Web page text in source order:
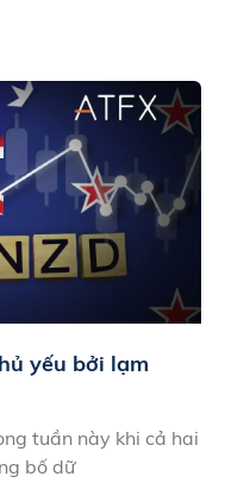
yếu bởi lạm
tuần này khi cả hai
bố dữ